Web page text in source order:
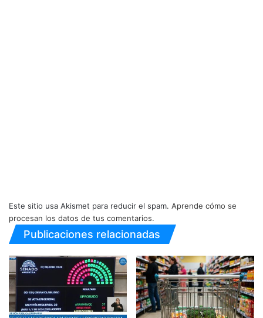
Este sitio usa Akismet para reducir el spam. Aprende cómo se
procesan los datos de tus comentarios.
Publicaciones relacionadas